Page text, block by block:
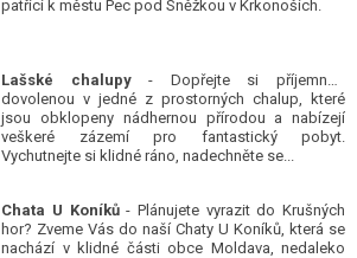
patřící k městu Pec pod Sněžkou v Krkonoších.
Lašské chalupy- Dopřejte si příjemnou
dovolenou v jedné z prostorných chalup, které
jsou obklopeny nádhernou přírodou a nabízejí
veškeré zázemí pro fantastický pobyt.
Vychutnejte si klidné ráno, nadechněte se...
Chata U Koníků- Plánujete vyrazit do Krušných
hor? Zveme Vás do naší Chaty U Koníků, která se
nachází v klidné části obce Moldava, nedaleko